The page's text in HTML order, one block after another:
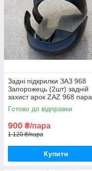
Задні підкрилки ЗАЗ 968
Запорожець (2шт) задній
захист арок ZAZ 968 пара
задніх
Готово до відправки
900 ₴/пара
1 120 ₴/пара
Купити